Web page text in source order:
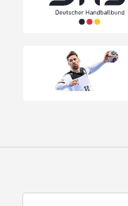
Für die richtige
Das
Abrutschverhalten